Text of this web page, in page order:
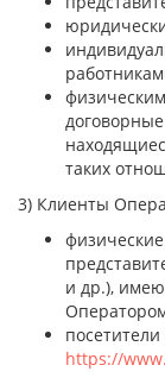
таких
3) Клиенты
и др.),
посетители
https://